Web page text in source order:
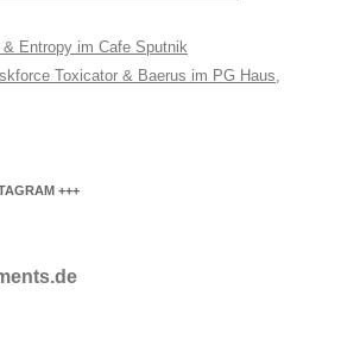
Entropy im Cafe Sputnik
Toxicator & Baerus im PG Haus,
+++